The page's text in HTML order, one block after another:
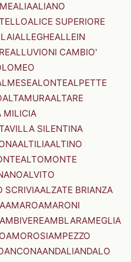
ALIAALIANO
ALICE SUPERIORE
ALLEGHEALLEIN
ALLUVIONI CAMBIO'
ALONTEALPETTE
ALTAMURAALTARE
MILICIA
SILENTINA
ALTILIAALTINO
ALTOMONTE
ALVITO
SCRIVIAALZATE BRIANZA
AMAROAMARONI
AMBIVEREAMBLARAMEGLIA
AMOROSIAMPEZZO
ANCONAANDALIANDALO